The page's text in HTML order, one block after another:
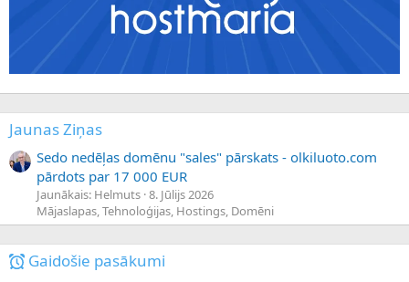
Jaunas Ziņas
Sedo nedēļas domēnu "sales" pārskats - olkiluoto.com
pārdots par 17 000 EUR
Jaunākais: Helmuts 8. Jūlijs 2026
Mājaslapas, Tehnoloģijas, Hostings, Domēni
Gaidošie pasākumi